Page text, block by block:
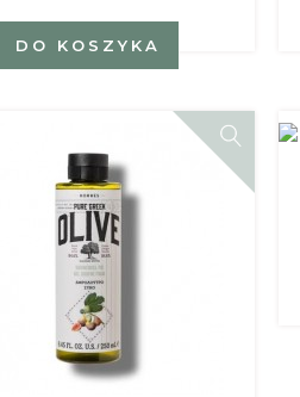
DO KOSZYKA